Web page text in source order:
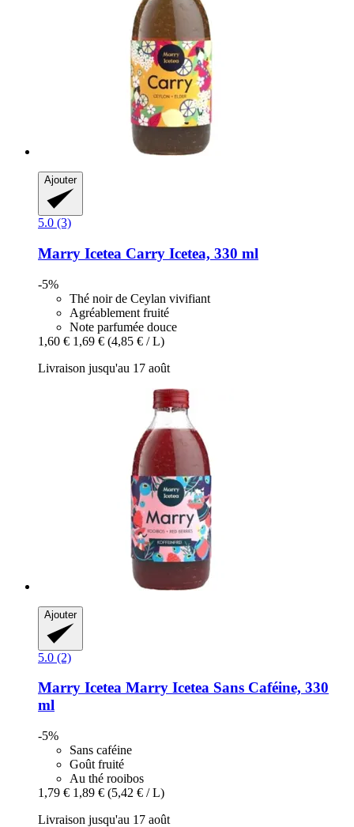
Ajouter
5.0 (3)
Marry Icetea Carry Icetea, 330 ml
-5%
Thé noir de Ceylan vivifiant
Agréablement fruité
Note parfumée douce
1,60 € 1,69 € (4,85 € / L)
Livraison jusqu'au 17 août
Ajouter
5.0 (2)
Marry Icetea Marry Icetea Sans Caféine, 330
ml
-5%
Sans caféine
Goût fruité
Au thé rooibos
1,79 € 1,89 € (5,42 € / L)
Livraison jusqu'au 17 août